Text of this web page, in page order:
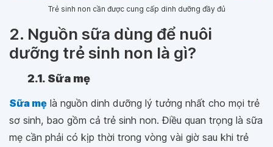
Trẻ sinh non cần được cung cấp dinh dưỡng đầy đủ
2. Nguồn sữa dùng để nuôi
dưỡng trẻ sinh non là gì?
2.1. Sữa mẹ
Sữa mẹ là nguồn dinh dưỡng lý tưởng nhất cho mọi trẻ
sơ sinh, bao gồm cả trẻ sinh non. Điều quan trọng là sữa
mẹ cần phải có kịp thời trong vòng vài giờ sau khi trẻ